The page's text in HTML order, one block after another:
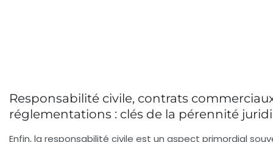
Responsabilité civile, contrats
réglementations : clés de la pérennité
Enfin, la responsabilité civile est un aspect primordial